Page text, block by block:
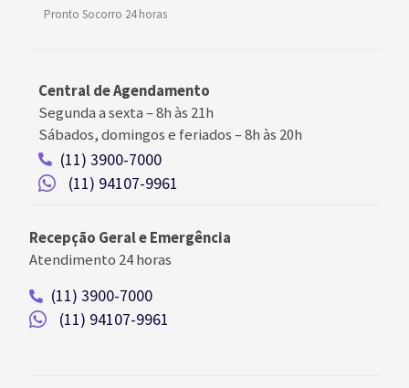
Pronto Socorro 24 horas
Central de Agendamento
Segunda a sexta –8h às 21h
Sábados, domingos e feriados–8h às 20h
(11) 3900-7000
(11) 94107-9961
Recepção Geral e Emergência
Atendimento 24 horas
(11) 3900-7000
(11) 94107-9961